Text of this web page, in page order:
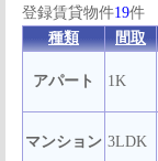
登録賃貸物件19件
種類
間取
アパート 1K
マンション 3LDK